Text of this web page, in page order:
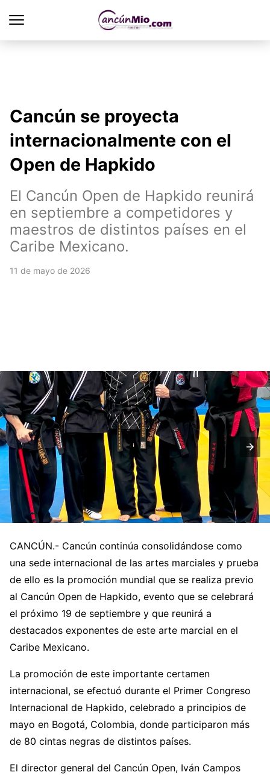
Cancún se proyecta
internacionalmente con el
Open de Hapkido
El Cancún Open de Hapkido reunirá
en septiembre a competidores y
maestros de distintos países en el
Caribe Mexicano.
11 de mayo de 2026
CANCÚN.- Cancún continúa consolidándose como
una sede internacional de las artes marciales y prueba
de ello es la promoción mundial que se realiza previo
al Cancún Open de Hapkido, evento que se celebrará
el próximo 19 de septiembre y que reunirá a
destacados exponentes de este arte marcial en el
Caribe Mexicano.
La promoción de este importante certamen
internacional, se efectuó durante el Primer Congreso
Internacional de Hapkido, celebrado a principios de
mayo en Bogotá, Colombia, donde participaron más
de 80 cintas negras de distintos países.
El director general del Cancún Open, Iván Campos